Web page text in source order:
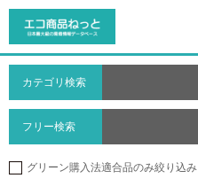
カテゴリ検索
フリー検索
グリーン購入法適合品のみ絞り込み